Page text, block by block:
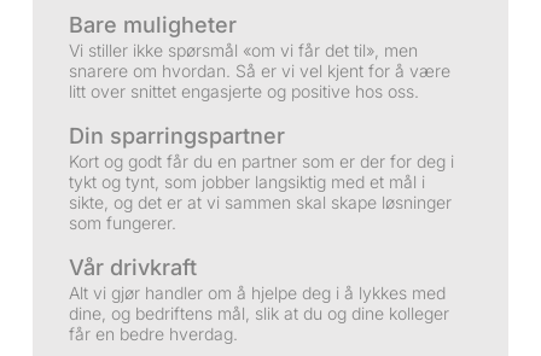
Bare muligheter
Vi stiller ikke spørsmål «om vi får det til», men
snarere om hvordan. Så er vi vel kjent for å være
litt over snittet engasjerte og positive hos oss.
Din sparringspartner
Kort og godt får du en partner som er der for deg i
tykt og tynt, som jobber langsiktig med et mål i
sikte, og det er at vi sammen skal skape løsninger
som fungerer.
Vår drivkraft
Alt vi gjør handler om å hjelpe deg i å lykkes med
dine, og bedriftens mål, slik at du og dine kolleger
får en bedre hverdag.